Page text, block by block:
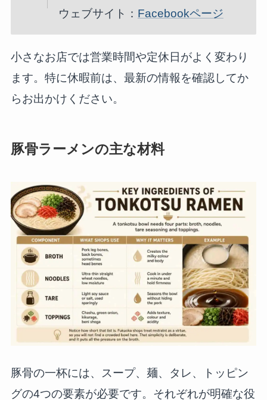
ウェブサイト： Facebookページ
小さなお店では営業時間や定休日がよく変わり
ます。特に休暇前は、最新の情報を確認してか
らお出かけください。
豚骨ラーメンの主な材料
豚骨の一杯には、スープ、麺、タレ、トッピン
グの4つの要素が必要です。それぞれが明確な役